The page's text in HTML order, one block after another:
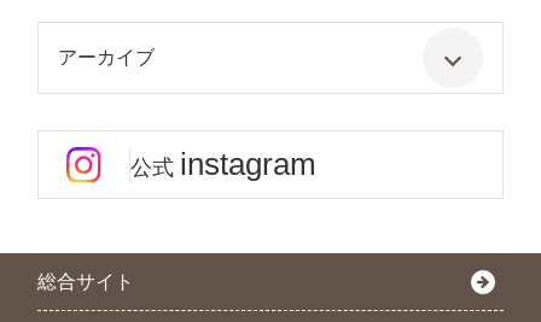
アーカイブ
公式 instagram
総合サイト